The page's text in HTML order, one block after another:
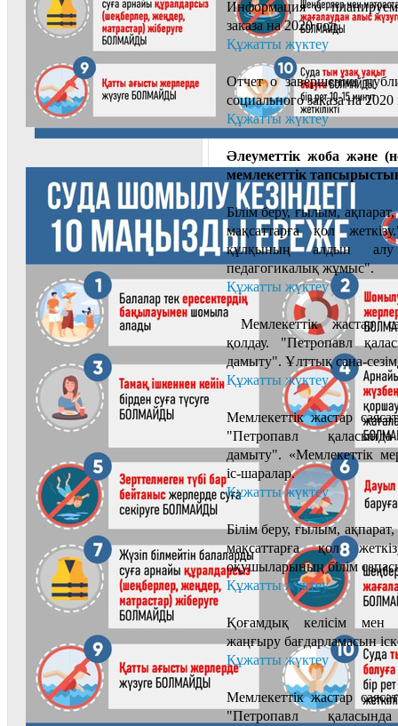
Информация о
заказа на 2020 год.
Құжатты жүктеу
Отчет о завершении
социального заказа на 2020
Құжатты жүктеу
Әлеуметтік жоба және
мемлекеттік
Білім беру, ғылым,
мақсаттарға қол
құлқының алдын алу
педагогикалық жұмыс".
Құжатты жүктеу
Мемлекеттік жастар
қолдау. "Петропавл
дамыту". Ұлттық сана-
Құжатты жүктеу
Мемлекеттік жастар
"Петропавл
дамыту". «Мемлекеттік
іс-шаралар.
Құжатты жүктеу
Білім беру, ғылым,
мақсаттарға қол
оқушыларының білім
Құжатты жүктеу
Қоғамдық келісім мен
жаңғыру бағдарламасын
Құжатты жүктеу
Мемлекеттік жастар
"Петропавл